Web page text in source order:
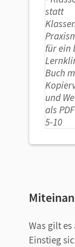
Was gilt
Einstieg